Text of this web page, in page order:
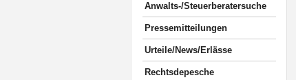
Anwalts-/Steuerberatersuche
Pressemitteilungen
Urteile/News/Erlässe
Rechtsdepesche